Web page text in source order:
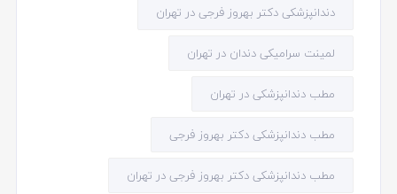
دندانپزشکی دکتر بهروز فرجی در تهران
لمینت سرامیکی دندان در تهران
مطب دندانپزشکی در تهران
مطب دندانپزشکی دکتر بهروز فرجی
مطب دندانپزشکی دکتر بهروز فرجی در تهران